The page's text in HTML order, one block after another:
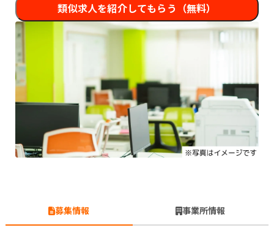
類似求人を紹介してもらう（無料）
募集情報 事業所情報